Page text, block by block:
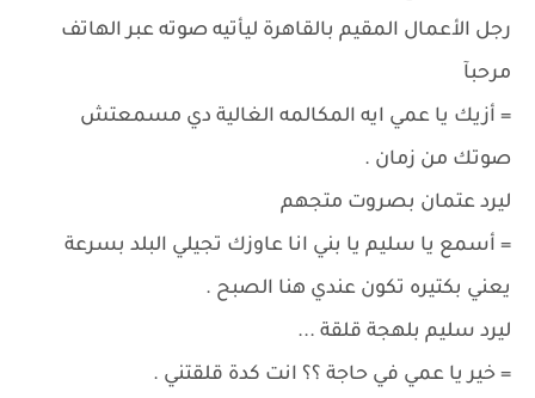
رجل الأعمال المقيم بالقاهرة ليأتيه صوته عبر الهاتف
مرحبآ
= أزيك يا عمي ايه المكالمه الغالية دي مسمعتش
صوتك من زمان .
ليرد عتمان بصروت متجهم
= أسمع يا سليم يا بني انا عاوزك تجيلي البلد بسرعة
يعني بكتيره تكون عندي هنا الصبح .
ليرد سليم بلهجة قلقة ...
= خير يا عمي في حاجة ؟؟ انت كدة قلقتني .